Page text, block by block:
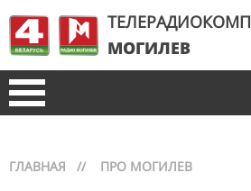
МОГИЛЕВ
ГЛАВНАЯ // ПРО МОГИЛЕВ